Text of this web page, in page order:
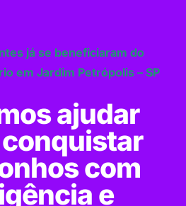
já se beneficiaram do
em Jardim Petrópolis – SP
ajudar
com
e